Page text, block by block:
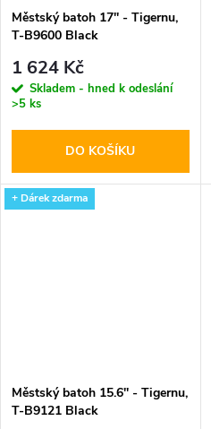
Městský batoh 17'' - Tigernu,
T-B9600 Black
1 624 Kč
Skladem - hned k odeslání
>5 ks
DO KOŠÍKU
+ Dárek zdarma
Městský batoh 15.6'' - Tigernu,
T-B9121 Black